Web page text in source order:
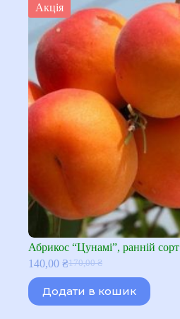
Акція
Абрикос “Цунамі”, ранній сорт
170,00₴
Оригінальна
ціна:
170,00 ₴.
140,00 ₴Поточна
ціна:
140,00 ₴.
Додати в кошик